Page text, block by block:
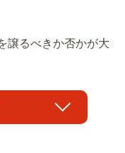
譲るべきか否かが大